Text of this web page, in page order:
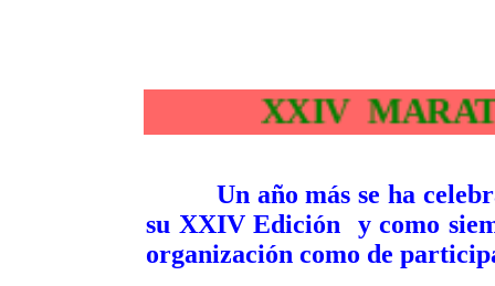
XXIV
Un año más se ha
su XXIV Edición y como
organización como de